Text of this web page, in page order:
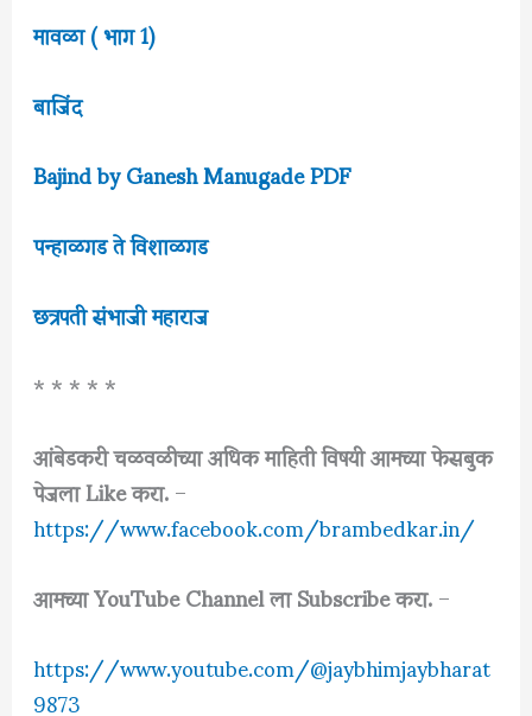
मावळा ( भाग 1)
बाजिंद
Bajind by Ganesh Manugade PDF
पन्हाळगड ते विशाळगड
छत्रपती संभाजी महाराज
* * * * *
आंबेडकरी चळवळीच्या अधिक माहिती विषयी आमच्या फेसबुक
पेजला Like करा.–
https://www.facebook.com/brambedkar.in/
आमच्या YouTube Channel ला Subscribe करा.–
https://www.youtube.com/@jaybhimjaybharat
9873